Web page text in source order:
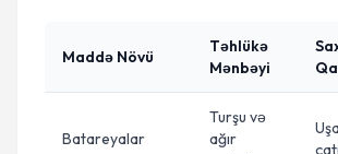
Maddə Növü
Təhlükə
Mənbəyi
Batareyalar
Turşu və
ağır